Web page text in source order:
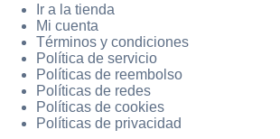
Ir a la tienda
Mi cuenta
Términos y condiciones
Política de servicio
Políticas de reembolso
Políticas de redes
Políticas de cookies
Políticas de privacidad